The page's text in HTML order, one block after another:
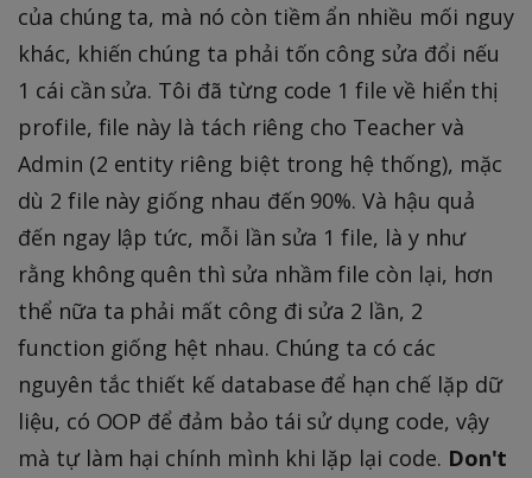
của chúng ta, mà nó còn tiềm ẩn nhiều mối nguy
khác, khiến chúng ta phải tốn công sửa đổi nếu
1 cái cần sửa. Tôi đã từng code 1 file về hiển thị
profile, file này là tách riêng cho Teacher và
Admin (2 entity riêng biệt trong hệ thống), mặc
dù 2 file này giống nhau đến 90%. Và hậu quả
đến ngay lập tức, mỗi lần sửa 1 file, là y như
rằng không quên thì sửa nhầm file còn lại, hơn
thể nữa ta phải mất công đi sửa 2 lần, 2
function giống hệt nhau. Chúng ta có các
nguyên tắc thiết kế database để hạn chế lặp dữ
liệu, có OOP để đảm bảo tái sử dụng code, vậy
mà tự làm hại chính mình khi lặp lại code. Don't